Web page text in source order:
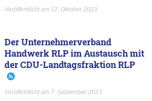
Veröffentlicht am 12. Oktober 2023
Der Unternehmerverband
Handwerk RLP im Austausch mit
der CDU-Landtagsfraktion RLP
Veröffentlicht am 7. September 2023